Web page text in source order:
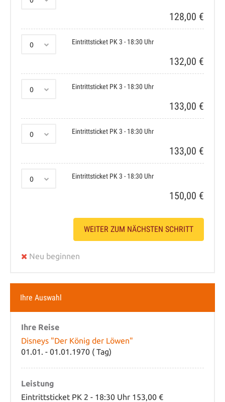
128,00 €
Eintrittsticket PK 3 - 18:30 Uhr
132,00 €
Eintrittsticket PK 3 - 18:30 Uhr
133,00 €
Eintrittsticket PK 3 - 18:30 Uhr
133,00 €
Eintrittsticket PK 3 - 18:30 Uhr
150,00 €
WEITER ZUM NÄCHSTEN SCHRITT
Neu beginnen
Ihre Auswahl
Ihre Reise
Disneys "Der König der Löwen"
01.01. - 01.01.1970 ( Tag)
Leistung
Eintrittsticket PK 2 - 18:30 Uhr 153,00 €